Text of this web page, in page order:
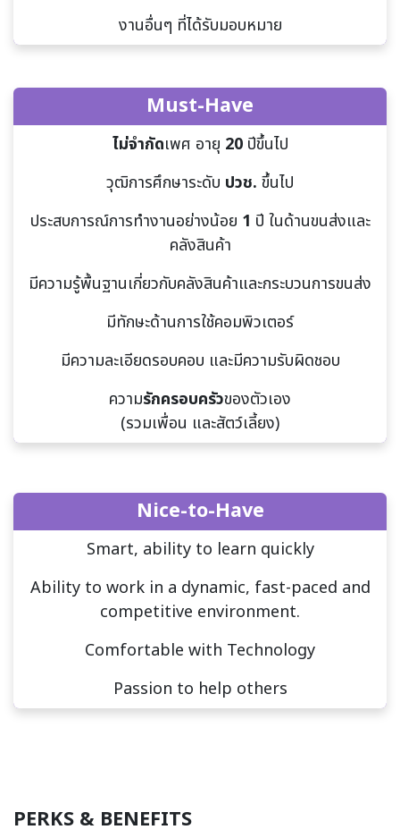
งานอื่นๆ ที่ได้รับมอบหมาย
Must-Have
ไม่จำกัดเพศ อายุ 20ปีขึ้นไป
วุฒิการศึกษาระดับ ปวช. ขึ้นไป
ประสบการณ์การทำงานอย่างน้อย 1 ปี ในด้านขนส่งและ
คลังสินค้า
มีความรู้พื้นฐานเกี่ยวกับคลังสินค้าและกระบวนการขนส่ง
มีทักษะด้านการใช้คอมพิวเตอร์
มีความละเอียดรอบคอบ และมีความรับผิดชอบ
ความรักครอบครัวของตัวเอง
(รวมเพื่อน และสัตว์เลี้ยง)
Nice-to-Have
Smart, ability to learn quickly
Ability to work in a dynamic, fast-paced and
competitive environment.
Comfortable with Technology
Passion to help others
PERKS & BENEFITS